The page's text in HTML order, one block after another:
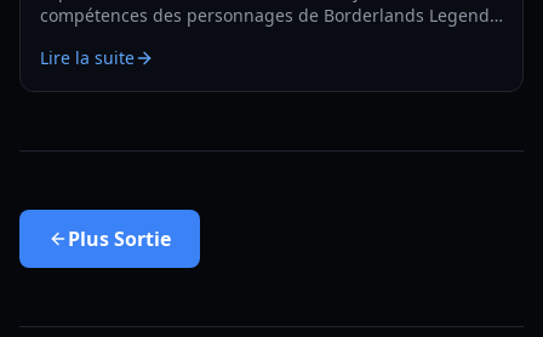
compétences des personnages de Borderlands Legends,
comment accéder à cette pépite perdue en 2026.
Lire la suite
PlusSortie